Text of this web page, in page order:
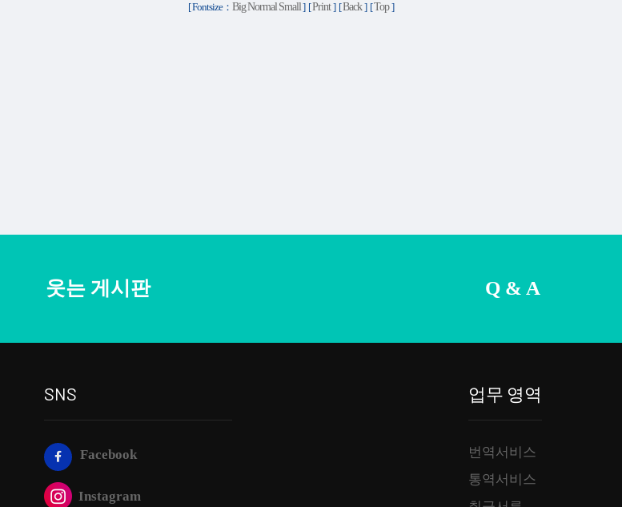
[ Fontsize： BigNormal Small] [Print] [Back] [Top]
웃는 게시판 Q & A
SNS
Facebook
Instagram
업무 영역
번역서비스
통역서비스